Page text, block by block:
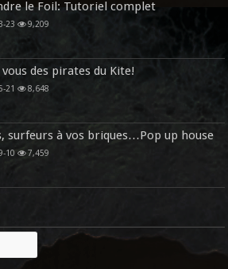
le Foil: Tutoriel complet
23 9,209
des pirates du Kite!
21 8,648
surfeurs à vos briques…Pop up house
10 7,459